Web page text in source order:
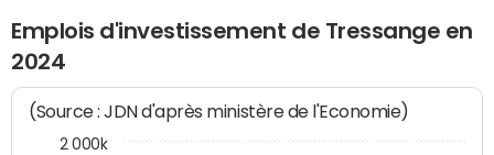
Emplois d'investissement de Tressange en
2024
(Source : JDN d'après ministère de l'Economie)
2 000k